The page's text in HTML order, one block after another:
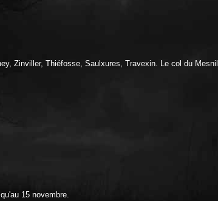
Zinviller, Thiéfosse, Saulxures, Travexin. Le col du Mesnil.
15 novembre.